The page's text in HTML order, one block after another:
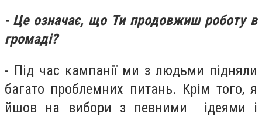
- Це означає, що Ти продовжиш роботу в
громаді?
- Під час кампанії ми з людьми підняли
багато проблемних питань. Крім того, я
йшов на вибори з певними ідеями і